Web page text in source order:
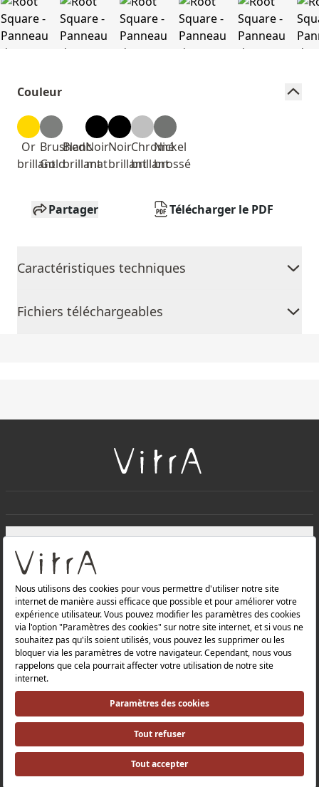
Couleur
Or
brillant
Brushed
Gold
Blanc
brillant
Noir
mat
Noir
brillant
Chromé
brillant
Nickel
brossé
Partager Télécharger le PDF
Caractéristiques techniques
Fichiers téléchargeables
Produits
Politique de confidentialité et politique de protection des
Politique de qualité |
Politique de santé et de sécurité au travail |
Politique environnementale |
Politique énergétique |Relations avec les investisseurs |
Relations avec les investisseurs |